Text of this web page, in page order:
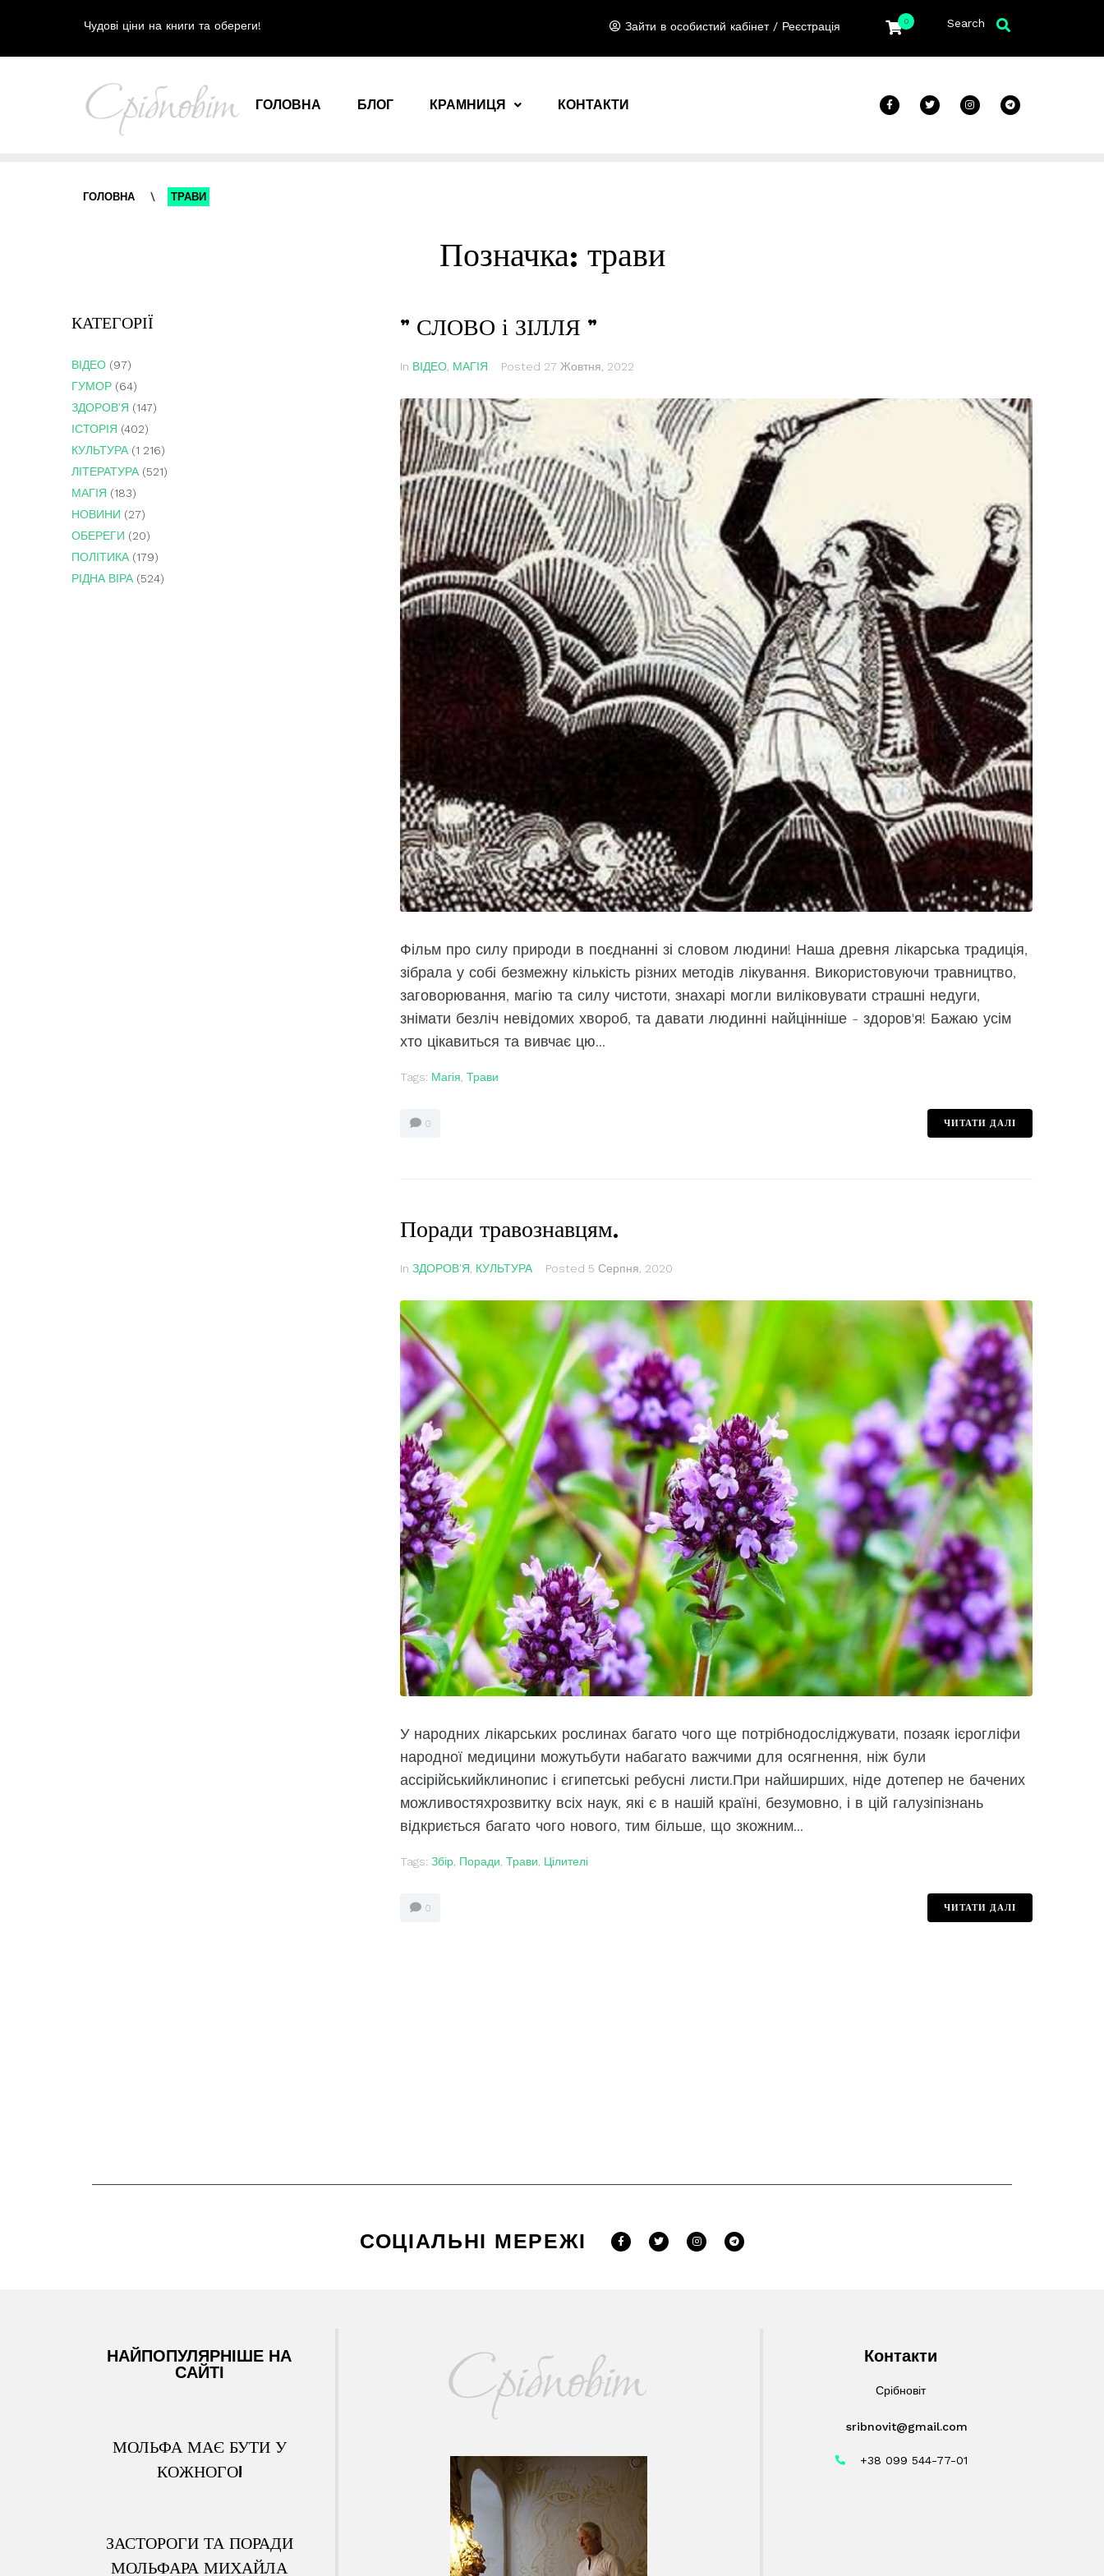
Чудові ціни на книги та обереги! Зайти в особистий кабінет / Реєстрація 0 Search
ГОЛОВНА БЛОГ КРАМНИЦЯ КОНТАКТИ
ГОЛОВНА \ ТРАВИ
Позначка: трави
” СЛОВО і ЗІЛЛЯ ”
In ВІДЕО, МАГІЯ Posted 27 Жовтня, 2022
Фільм про силу природи в поєднанні зі словом людини! Наша древня лікарська традиція,
зібрала у собі безмежну кількість різних методів лікування. Використовуючи травництво,
заговорювання, магію та силу чистоти, знахарі могли виліковувати страшні недуги,
знімати безліч невідомих хвороб, та давати людинні найцінніше - здоров'я! Бажаю усім
хто цікавиться та вивчає цю...
Tags: Магія, Трави
0 ЧИТАТИ ДАЛІ
Поради травознавцям.
In ЗДОРОВ'Я, КУЛЬТУРА Posted 5 Серпня, 2020
У народних лікарських рослинах багато чого ще потрібнодосліджувати, позаяк ієрогліфи
народної медицини можутьбути набагато важчими для осягнення, ніж були
ассірійськийклинопис і єгипетські ребусні листи.При найширших, ніде дотепер не бачених
можливостяхрозвитку всіх наук, які є в нашій країні, безумовно, і в цій галузіпізнань
відкриється багато чого нового, тим більше, що зкожним...
Tags: Збір, Поради Трави Цілителі
0 ЧИТАТИ ДАЛІ
КАТЕГОРІЇ
ВІДЕО (97)
ГУМОР (64)
ЗДОРОВ'Я (147)
ІСТОРІЯ (402)
КУЛЬТУРА (1 216)
ЛІТЕРАТУРА (521)
МАГІЯ (183)
НОВИНИ (27)
ОБЕРЕГИ (20)
ПОЛІТИКА (179)
РІДНА ВІРА (524)
СОЦІАЛЬНІ МЕРЕЖІ
НАЙПОПУЛЯРНІШЕ НА
САЙТІ
МОЛЬФА МАЄ БУТИ У
КОЖНОГО!
ЗАСТОРОГИ ТА ПОРАДИ
МОЛЬФАРА МИХАЙЛА
Контакти
Срібновіт
sribnovit@gmail.com
+38 099 544-77-01